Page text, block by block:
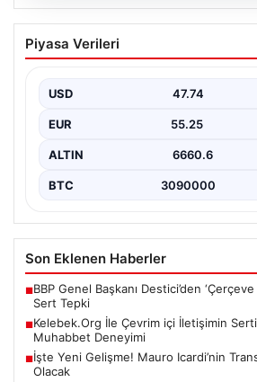
Kelebek.Org İle Çevrim içi
Sertifikalı Adresi Ve
Sanal ortamında insanların kaliteli bir
birçok…
Piyasa Verileri
USD 47.74
EUR 55.25
ALTIN 6660.6
BTC 3090000
Son Eklenen Haberler
■BBP Genel Başkanı Destici’den ‘Çerçeve
Sert Tepki
■Kelebek.Org İle Çevrim içi İletişimin
Muhabbet Deneyimi
■İşte Yeni Gelişme! Mauro Icardi’nin
Olacak